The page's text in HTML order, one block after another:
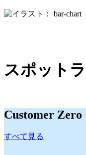
スポット
Customer Zero
すべて見る